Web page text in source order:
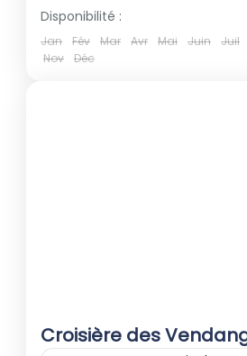
Disponibilité :
Jan Fév Mar Avr Mai Juin Juil
Nov
Déc
Croisière des